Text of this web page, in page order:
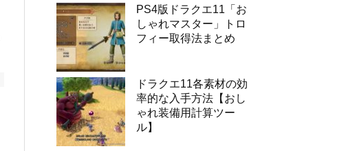
PS4版ドラクエ11「お
しゃれマスター」トロ
フィー取得法まとめ
ドラクエ11各素材の効
率的な入手方法【おし
ゃれ装備用計算ツー
ル】